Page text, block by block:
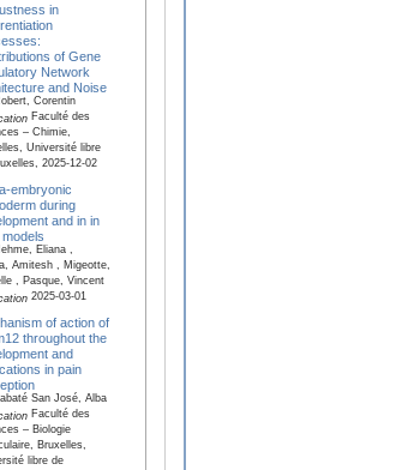
in
of Gene
Network
and Noise
Corentin
Faculté des
– Chimie,
Université libre
2025-12-02
embryonic
during
and in in
Eliana ,
Amitesh , Migeotte,
, Pasque, Vincent
2025-03-01
of action of
throughout the
and
in pain
San José, Alba
Faculté des
– Biologie
Bruxelles,
libre de